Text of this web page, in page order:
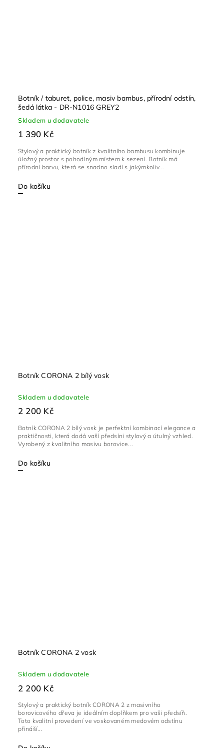
Botník / taburet, police, masiv bambus, přírodní odstín,
šedá látka - DR-N1016 GREY2
Skladem u dodavatele
1 390 Kč
Do košíku
Stylový a praktický botník z kvalitního bambusu kombinuje
úložný prostor s pohodlným místem k sezení. Botník má
přírodní barvu, která se snadno sladí s jakýmkoliv...
Botník CORONA 2 bílý vosk
Skladem u dodavatele
2 200 Kč
Do košíku
Botník CORONA 2 bílý vosk je perfektní kombinací elegance a
praktičnosti, která dodá vaší předsíni stylový a útulný vzhled.
Vyrobený z kvalitního masivu borovice...
Botník CORONA 2 vosk
Skladem u dodavatele
2 200 Kč
Stylový a praktický botník CORONA 2 z masivního
borovicového dřeva je ideálním doplňkem pro vaši předsíň.
Toto kvalitní provedení ve voskovaném medovém odstínu
přináší...